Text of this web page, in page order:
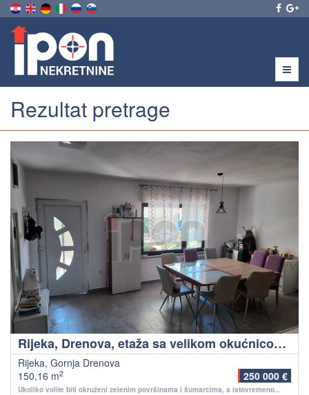
Menu
Rezultat pretrage
Rijeka, Drenova, etaža sa velikom okućnicom, prirodno okruženje!
Rijeka, Gornja Drenova
150,16 m2 250 000 €
Ukoliko volite biti okruženi zelenim površinama i šumarcima, a istovremeno...